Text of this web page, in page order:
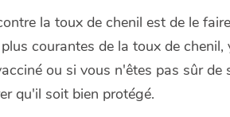
la toux de chenil est de le
courantes de la toux de chenil,
ou si vous n'êtes pas sûr
qu'il soit bien protégé.